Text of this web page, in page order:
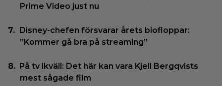
Prime Video just nu
Disney-chefen försvarar årets biofloppar:
”Kommer gå bra på streaming”
På tv ikväll: Det här kan vara Kjell Bergqvists
mest sågade film